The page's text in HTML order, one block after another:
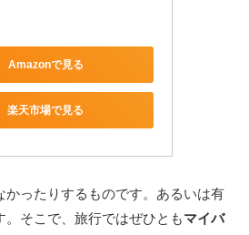
Amazonで見る
楽天市場で見る
かったりするものです。あるいは有
そこで、旅行ではぜひともマイバ